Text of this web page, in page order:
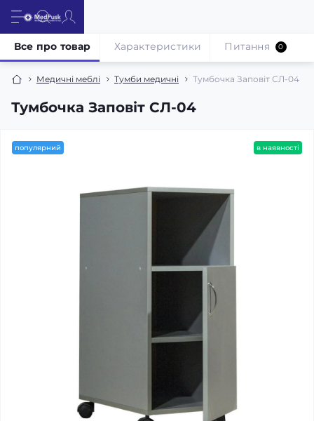
Медичні меблі Тумби медичні Тумбочка Заповіт СЛ-04
Тумбочка Заповіт СЛ-04
Все про товар Характеристики Питання 0
популярний в наявності